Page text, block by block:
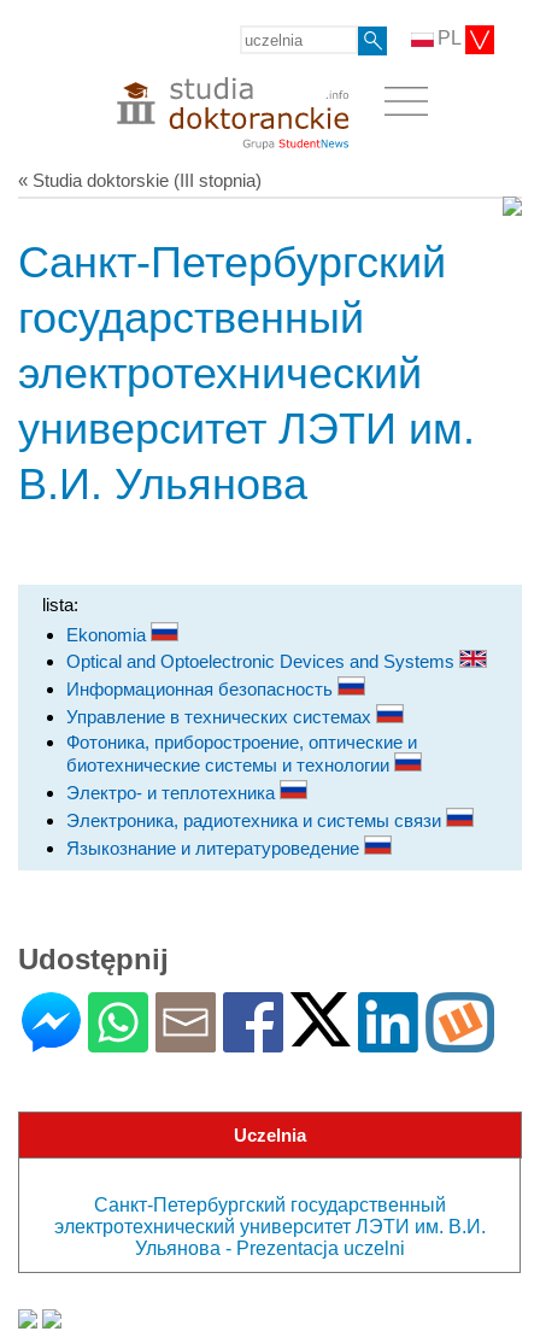
PL
« Studia doktorskie (III stopnia)
Санкт-Петербургский
государственный
электротехнический
университет ЛЭТИ им.
В.И. Ульянова
lista:
Ekonomia
Optical and Optoelectronic Devices and Systems
Информационная безопасность
Управление в технических системах
Фотоника, приборостроение, оптические и
биотехнические системы и технологии
Электро- и теплотехника
Электроника, радиотехника и системы связи
Языкознание и литературоведение
Udostępnij
Uczelnia
Санкт-Петербургский государственный
электротехнический университет ЛЭТИ им. В.И.
Ульянова - Prezentacja uczelni